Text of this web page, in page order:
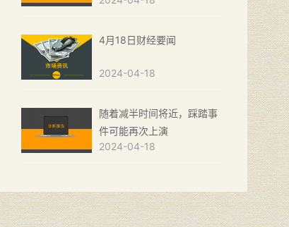
4月18日财经要闻
2024-04-18
随着减半时间将近，踩踏事
件可能再次上演
2024-04-18